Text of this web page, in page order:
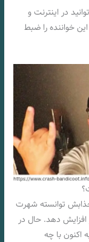
در اینترنت و
خواننده را ضبط
توانسته شهرت
افزایش دهد. حال در
اکنون با چه